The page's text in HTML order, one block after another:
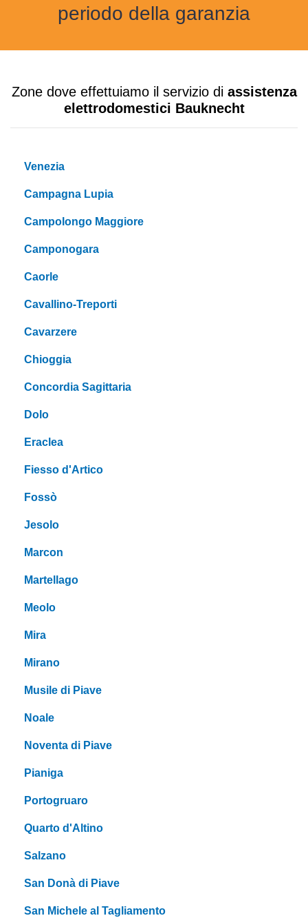
periodo della garanzia
Zone dove effettuiamo il servizio di assistenza
elettrodomestici Bauknecht
Venezia
Campagna Lupia
Campolongo Maggiore
Camponogara
Caorle
Cavallino-Treporti
Cavarzere
Chioggia
Concordia Sagittaria
Dolo
Eraclea
Fiesso d'Artico
Fossò
Jesolo
Marcon
Martellago
Meolo
Mira
Mirano
Musile di Piave
Noale
Noventa di Piave
Pianiga
Portogruaro
Quarto d'Altino
Salzano
San Donà di Piave
San Michele al Tagliamento